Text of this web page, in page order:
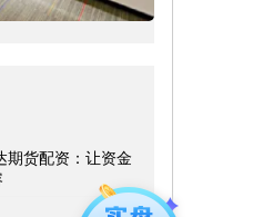
期货配资：让资金